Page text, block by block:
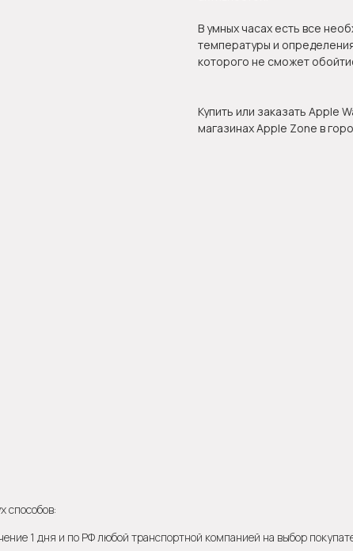
В умных часах есть все
температуры и
которого не сможет
Купить или заказать Apple
магазинах Apple Zone в
способов:
1 дня и по РФ любой транспортной компанией на выбор